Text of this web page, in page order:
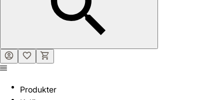
Produkter